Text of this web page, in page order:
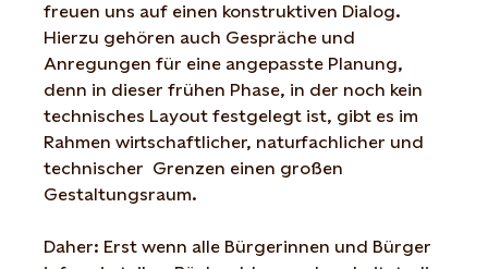
freuen uns auf einen konstruktiven Dialog.
Hierzu gehören auch Gespräche und
Anregungen für eine angepasste Planung,
denn in dieser frühen Phase, in der noch kein
technisches Layout festgelegt ist, gibt es im
Rahmen wirtschaftlicher, naturfachlicher und
technischer Grenzen einen großen
Gestaltungsraum.
Daher: Erst wenn alle Bürgerinnen und Bürger